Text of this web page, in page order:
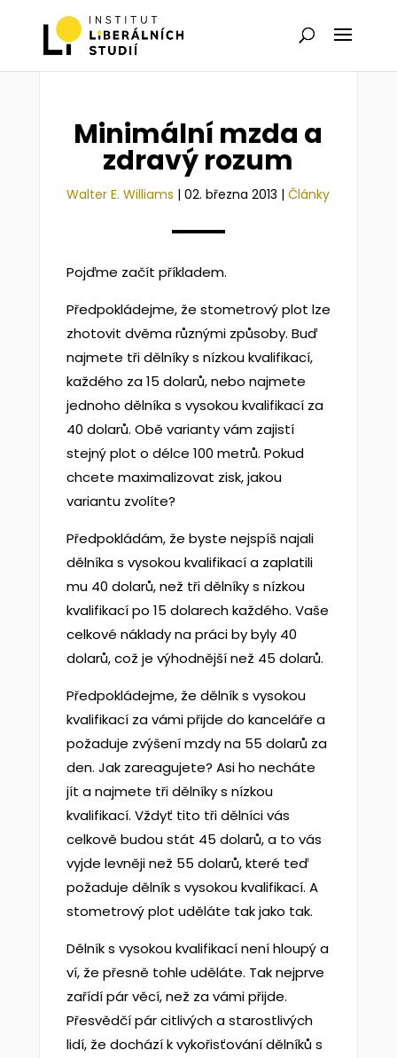
Minimální mzda a
zdravý rozum
Walter E. Williams |02. března 2013 |Články
Pojďme začít příkladem.
Předpokládejme, že stometrový plot lze
zhotovit dvěma různými způsoby. Buď
najmete tři dělníky s nízkou kvalifikací,
každého za 15 dolarů, nebo najmete
jednoho dělníka s vysokou kvalifikací za
40 dolarů. Obě varianty vám zajistí
stejný plot o délce 100 metrů. Pokud
chcete maximalizovat zisk, jakou
variantu zvolíte?
Předpokládám, že byste nejspíš najali
dělníka s vysokou kvalifikací a zaplatili
mu 40 dolarů, než tři dělníky s nízkou
kvalifikací po 15 dolarech každého. Vaše
celkové náklady na práci by byly 40
dolarů, což je výhodnější než 45 dolarů.
Předpokládejme, že dělník s vysokou
kvalifikací za vámi přijde do kanceláře a
požaduje zvýšení mzdy na 55 dolarů za
den. Jak zareagujete? Asi ho necháte
jít a najmete tři dělníky s nízkou
kvalifikací. Vždyť tito tři dělníci vás
celkově budou stát 45 dolarů, a to vás
vyjde levněji než 55 dolarů, které teď
požaduje dělník s vysokou kvalifikací. A
stometrový plot uděláte tak jako tak.
Dělník s vysokou kvalifikací není hloupý a
ví, že přesně tohle uděláte. Tak nejprve
zařídí pár věcí, než za vámi přijde.
Přesvědčí pár citlivých a starostlivých
lidí, že dochází k vykořisťování dělníků s